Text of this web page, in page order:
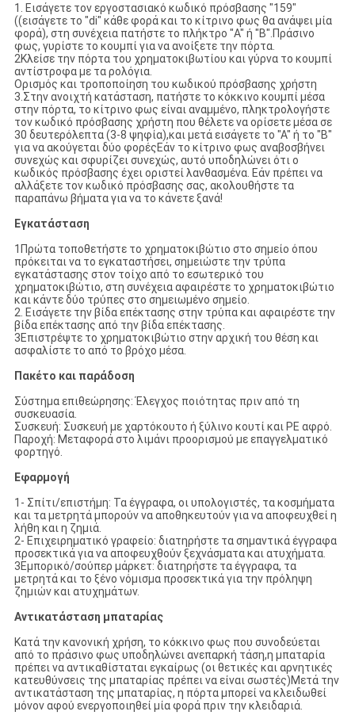
1. Εισάγετε τον εργοστασιακό κωδικό πρόσβασης "159"
((εισάγετε το "di" κάθε φορά και το κίτρινο φως θα ανάψει μία
φορά), στη συνέχεια πατήστε το πλήκτρο "A" ή "B".Πράσινο
φως, γυρίστε το κουμπί για να ανοίξετε την πόρτα.
2Κλείσε την πόρτα του χρηματοκιβωτίου και γύρνα το κουμπί
αντίστροφα με τα ρολόγια.
Ορισμός και τροποποίηση του κωδικού πρόσβασης χρήστη
3.Στην ανοιχτή κατάσταση, πατήστε το κόκκινο κουμπί μέσα
στην πόρτα, το κίτρινο φως είναι αναμμένο, πληκτρολογήστε
τον κωδικό πρόσβασης χρήστη που θέλετε να ορίσετε μέσα σε
30 δευτερόλεπτα (3-8 ψηφία),και μετά εισάγετε το "Α" ή το "Β"
για να ακούγεται δύο φορέςΕάν το κίτρινο φως αναβοσβήνει
συνεχώς και σφυρίζει συνεχώς, αυτό υποδηλώνει ότι ο
κωδικός πρόσβασης έχει οριστεί λανθασμένα. Εάν πρέπει να
αλλάξετε τον κωδικό πρόσβασης σας, ακολουθήστε τα
παραπάνω βήματα για να το κάνετε ξανά!
Εγκατάσταση
1Πρώτα τοποθετήστε το χρηματοκιβώτιο στο σημείο όπου
πρόκειται να το εγκαταστήσει, σημειώστε την τρύπα
εγκατάστασης στον τοίχο από το εσωτερικό του
χρηματοκιβώτιο, στη συνέχεια αφαιρέστε το χρηματοκιβώτιο
και κάντε δύο τρύπες στο σημειωμένο σημείο.
2. Εισάγετε την βίδα επέκτασης στην τρύπα και αφαιρέστε την
βίδα επέκτασης από την βίδα επέκτασης.
3Επιστρέψτε το χρηματοκιβώτιο στην αρχική του θέση και
ασφαλίστε το από το βρόχο μέσα.
Πακέτο και παράδοση
Σύστημα επιθεώρησης: Έλεγχος ποιότητας πριν από τη
συσκευασία.
Συσκευή: Συσκευή με χαρτόκουτο ή ξύλινο κουτί και PE αφρό.
Παροχή: Μεταφορά στο λιμάνι προορισμού με επαγγελματικό
φορτηγό.
Εφαρμογή
1- Σπίτι/επιστήμη: Τα έγγραφα, οι υπολογιστές, τα κοσμήματα
και τα μετρητά μπορούν να αποθηκευτούν για να αποφευχθεί η
λήθη και η ζημιά.
2- Επιχειρηματικό γραφείο: διατηρήστε τα σημαντικά έγγραφα
προσεκτικά για να αποφευχθούν ξεχνάσματα και ατυχήματα.
3Εμπορικό/σούπερ μάρκετ: διατηρήστε τα έγγραφα, τα
μετρητά και το ξένο νόμισμα προσεκτικά για την πρόληψη
ζημιών και ατυχημάτων.
Αντικατάσταση μπαταρίας
Κατά την κανονική χρήση, το κόκκινο φως που συνοδεύεται
από το πράσινο φως υποδηλώνει ανεπαρκή τάση,η μπαταρία
πρέπει να αντικαθίσταται εγκαίρως (οι θετικές και αρνητικές
κατευθύνσεις της μπαταρίας πρέπει να είναι σωστές)Μετά την
αντικατάσταση της μπαταρίας, η πόρτα μπορεί να κλειδωθεί
μόνον αφού ενεργοποιηθεί μία φορά πριν την κλειδαριά.